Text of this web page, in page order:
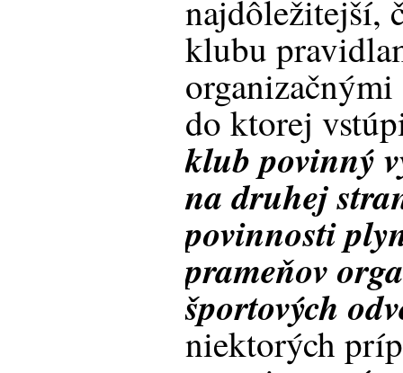
najdôležitejší,
klubu
do ktorej
klub povinný
na druhej
povinnosti
prameňov
športových
niektorých